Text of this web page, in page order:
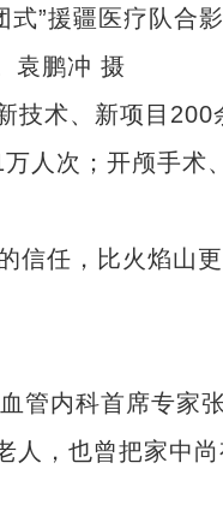
袁鹏冲 摄
术、新项目200
人次；开颅手术
任，比火焰山
内科首席专家
，也曾把家中